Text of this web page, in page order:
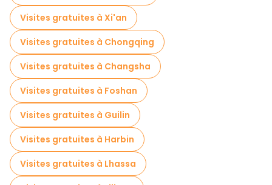
Excursions d'une journée gratuites à Chengdu
Visites nocturnes gratuites à Chengdu
Tours à vélo à Chengdu
Visites gastronomiques à Chengdu
Visites gratuites à proximité Fanghua Street
Visites gratuites à Xi'an
Visites gratuites à Chongqing
Visites gratuites à Changsha
Visites gratuites à Foshan
Visites gratuites à Guilin
Visites gratuites à Harbin
Visites gratuites à Lhassa